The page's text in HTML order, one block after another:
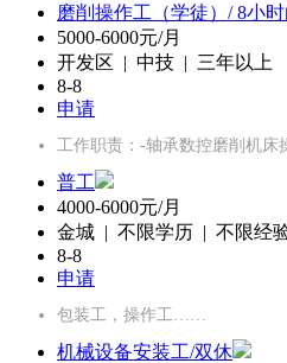
磨削操作工（学徒）/ 8小
5000-6000元/月
开发区 | 中技 | 三年以上
8-8
申请
工作职责：-轴承数控磨削机
普工
4000-6000元/月
金城 | 不限学历 | 不限经
8-8
申请
包装工，操作工……
机械设备安装工/双休